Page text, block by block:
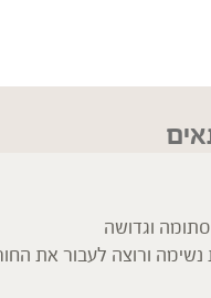
וגדושה
ורוצה לעבור את